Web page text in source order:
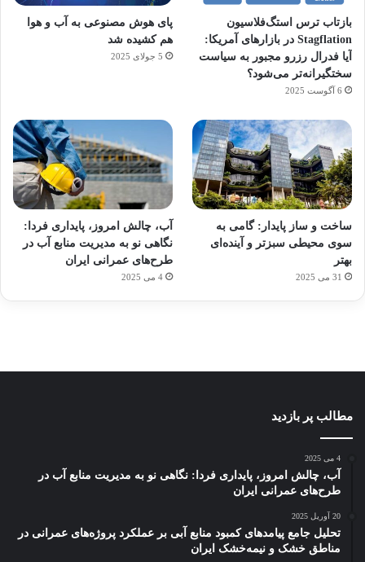
بازتاب ترس استگ‌فلاسیون
Stagflation در بازارهای آمریکا:
آیا فدرال رزرو مجبور به سیاست
سختگیرانه‌تر می‌شود؟
6 آگوست 2025
پای هوش مصنوعی به آب و هوا
هم کشیده شد
5 جولای 2025
ساخت و ساز پایدار: گامی به
سوی محیطی سبزتر و آینده‌ای
بهتر
31 می 2025
آب، چالش امروز، پایداری فردا:
نگاهی نو به مدیریت منابع آب در
طرح‌های عمرانی ایران
4 می 2025
آماده
برای
کشف
توسط
ژاکت
در
ی سفر
مجازی
…
توسط
ورزش
با
ساعت
هوشمند
عکاسی
با طعم
توسط
ژاکت
در
هدفون
های
2023
توسط
ژاکت
مطالب پر بازدید
4 می 2025
آب، چالش امروز، پایداری فردا: نگاهی نو به مدیریت منابع آب در
طرح‌های عمرانی ایران
20 آوریل 2025
تحلیل جامع پیامدهای کمبود منابع آبی بر عملکرد پروژه‌های عمرانی در
مناطق خشک و نیمه‌خشک ایران